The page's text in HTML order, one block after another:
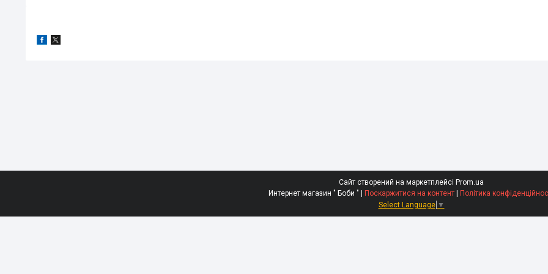
Сайт створений на маркетплейсі Prom.ua
Поскаржитися на контент
Політика
Select Language ▼